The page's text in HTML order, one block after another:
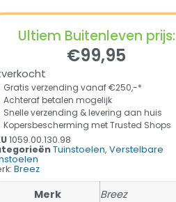
Ultiem Buitenleven prijs:
€99,95
Gratis verzending vanaf €250,-*
Achteraf betalen mogelijk
Snelle verzending & levering aan huis
Kopersbescherming met Trusted Shops
1059.00.130.98
Tuinstoelen, Verstelbare
Breez
Merk
Breez